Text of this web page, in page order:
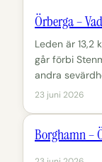
Örberga –
Leden är 13,2
går förbi
andra
23 juni 2026
Borghamn –